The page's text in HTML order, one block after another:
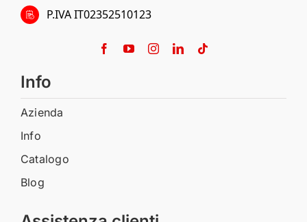
P.IVA IT02352510123
Info
Azienda
Info
Catalogo
Blog